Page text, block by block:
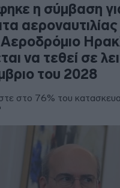
η σύμβαση
να τεθεί σε
του 2028
στο 76% του